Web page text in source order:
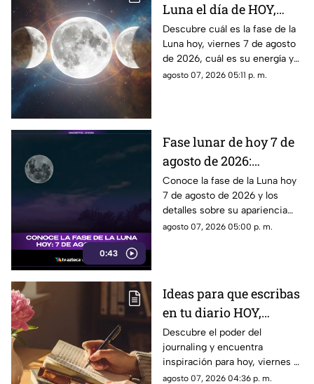
Luna el día de HOY,
viernes 7 de agosto de
2026: ¿Cómo se verá el
astro durante la noche?
Descubre cuál es la fase de la
Luna hoy, viernes 7 de agosto
de 2026, cuál es su energía y
cómo nos podría afectar.
agosto 07, 2026 05:11 p. m.
0:43
Fase lunar de hoy 7 de
agosto de 2026:
descubre cómo luce la
Luna y su significado
Conoce la fase de la Luna hoy
7 de agosto de 2026 y los
detalles sobre su apariencia
durante esta jornada.
agosto 07, 2026 05:00 p. m.
Ideas para que escribas
en tu diario HOY,
viernes 7 de junio de
2026: Usa este journal
prompt y termina tu
Descubre el poder del
journaling y encuentra
inspiración para hoy, viernes 7
de junio de 2026. Un prompt
agosto 07, 2026 04:36 p. m.